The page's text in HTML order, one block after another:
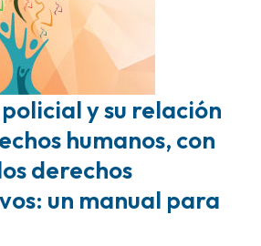
y su relación
humanos, con
derechos
un manual para